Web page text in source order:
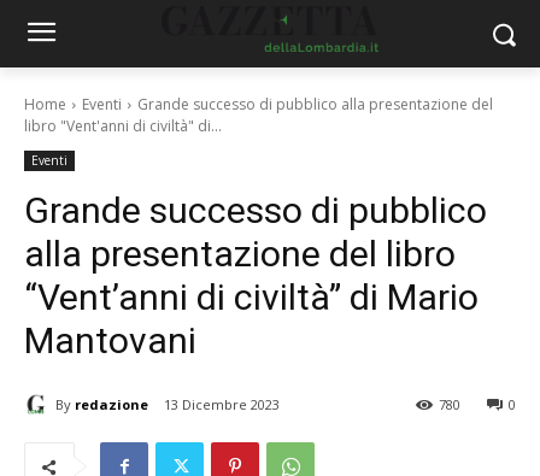
Home Eventi
Grande successo di pubblico alla presentazione del
libro "Vent'anni di civiltà" di...
Eventi
Grande successo di pubblico
alla presentazione del libro
“Vent’anni di civiltà” di Mario
Mantovani
By redazione 13 Dicembre 2023 0
780